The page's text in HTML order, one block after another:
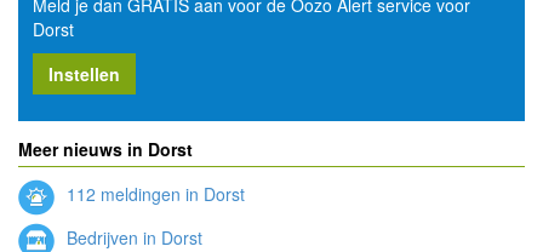
Dorst
Instellen
Meer nieuws in Dorst
112 meldingen in Dorst
Bedrijven in Dorst